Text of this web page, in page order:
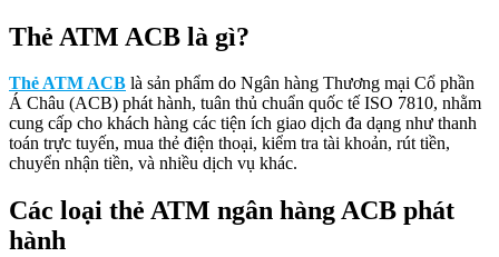
Thẻ ATM ACB là gì?
Thẻ ATM ACB là sản phẩm do Ngân hàng Thương mại Cổ phần
Á Châu (ACB) phát hành, tuân thủ chuẩn quốc tế ISO 7810, nhằm
cung cấp cho khách hàng các tiện ích giao dịch đa dạng như thanh
toán trực tuyến, mua thẻ điện thoại, kiểm tra tài khoản, rút tiền,
chuyển nhận tiền, và nhiều dịch vụ khác.
Các loại thẻ ATM ngân hàng ACB phát
hành